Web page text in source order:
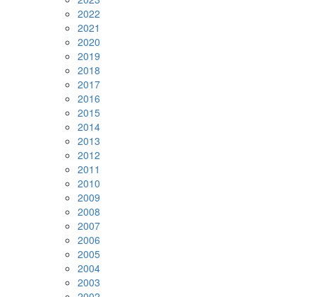
2022
2021
2020
2019
2018
2017
2016
2015
2014
2013
2012
2011
2010
2009
2008
2007
2006
2005
2004
2003